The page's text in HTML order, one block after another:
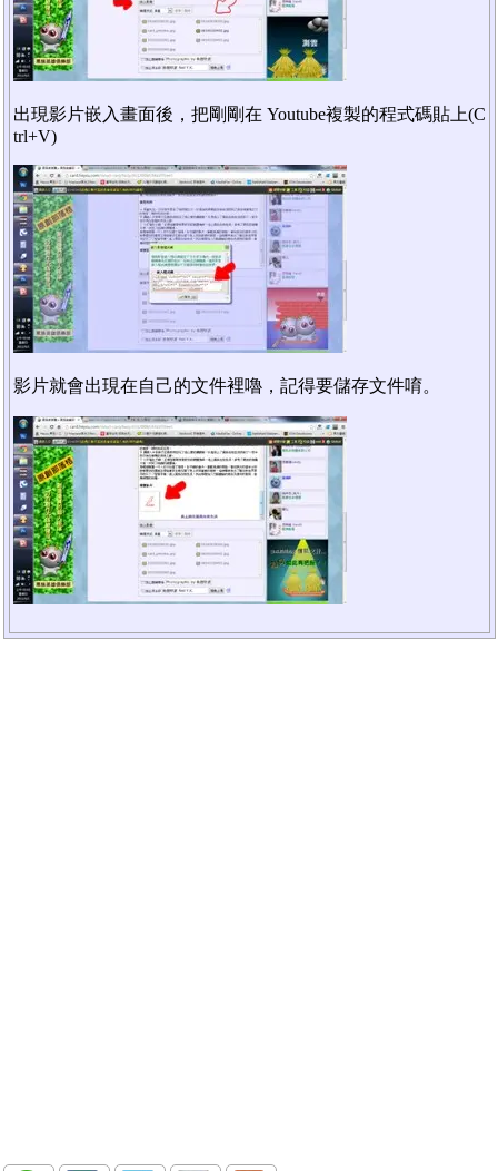
出現影片嵌入畫面後，把剛剛在 Youtube複製的程式碼貼上(C
trl+V)
影片就會出現在自己的文件裡嚕，記得要儲存文件唷。